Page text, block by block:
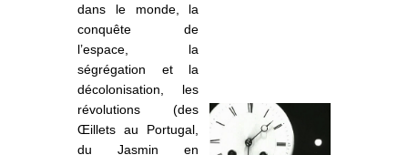
dans le monde, la
conquête de
l’espace, la
ségrégation et la
décolonisation, les
révolutions (des
Œillets au Portugal,
du Jasmin en